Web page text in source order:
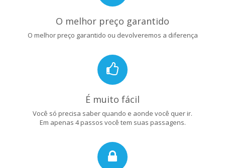
O melhor preço garantido
O melhor preço garantido ou devolveremos a diferença
É muito fácil
Você só precisa saber quando e aonde você quer ir.
Em apenas 4 passos você tem suas passagens.